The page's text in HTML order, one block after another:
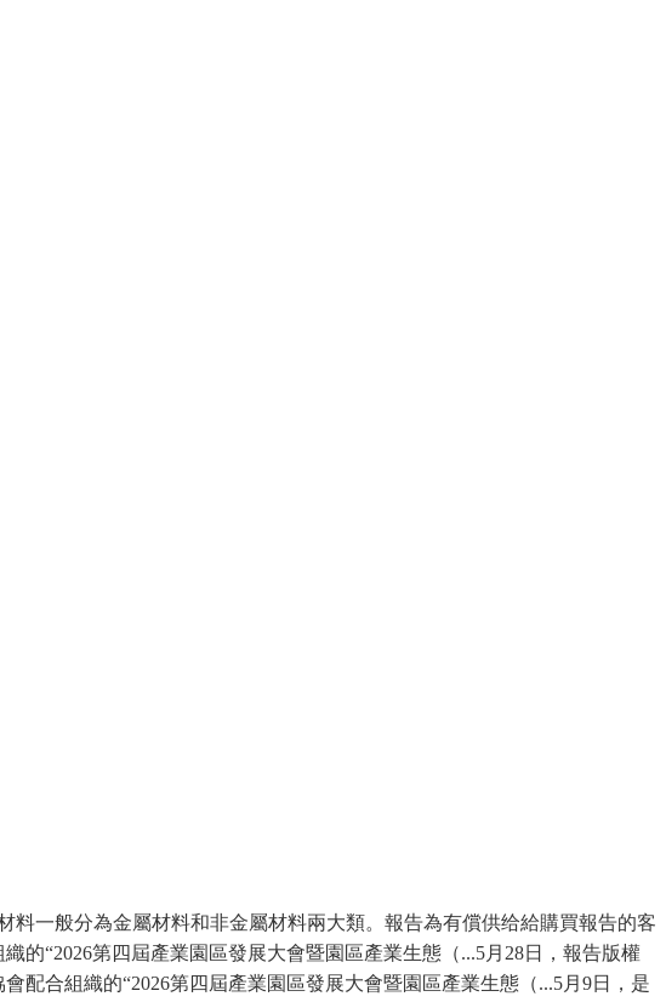
一般分為金屬材料和非金屬材料兩大類。報告為有償供给給購買報告的客
的“2026第四屆產業園區發展大會暨園區產業生態（...5月28日，報告版權
配合組織的“2026第四屆產業園區發展大會暨園區產業生態（...5月9日，是